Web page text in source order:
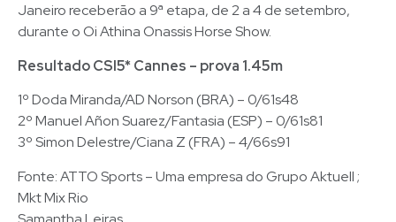
Janeiro receberão a 9ª etapa, de 2 a 4 de setembro,
durante o Oi Athina Onassis Horse Show.
Resultado CSI5* Cannes – prova 1.45m
1º Doda Miranda/AD Norson (BRA) – 0/61s48
2º Manuel Añon Suarez/Fantasia (ESP) – 0/61s81
3º Simon Delestre/Ciana Z (FRA) – 4/66s91
Fonte: ATTO Sports – Uma empresa do Grupo Aktuell ;
Mkt Mix Rio